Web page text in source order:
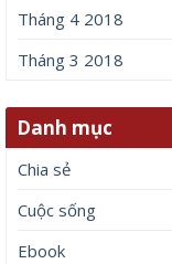
Tháng 4 2018
Tháng 3 2018
Danh mục
Chia sẻ
Cuộc sống
Ebook